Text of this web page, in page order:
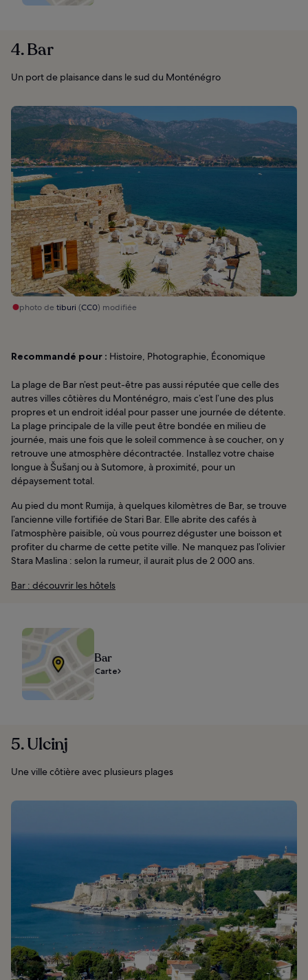
4. Bar
Un port de plaisance dans le sud du Monténégro
photo de tiburi (CC0) modifiée
Recommandé pour : Histoire, Photographie, Économique
La plage de Bar n’est peut-être pas aussi réputée que celle des
autres villes côtières du Monténégro, mais c’est l’une des plus
propres et un endroit idéal pour passer une journée de détente.
La plage principale de la ville peut être bondée en milieu de
journée, mais une fois que le soleil commence à se coucher, on y
retrouve une atmosphère décontractée. Installez votre chaise
longue à Šušanj ou à Sutomore, à proximité, pour un
dépaysement total.
Au pied du mont Rumija, à quelques kilomètres de Bar, se trouve
l’ancienne ville fortifiée de Stari Bar. Elle abrite des cafés à
l’atmosphère paisible, où vous pourrez déguster une boisson et
profiter du charme de cette petite ville. Ne manquez pas l’olivier
Stara Maslina : selon la rumeur, il aurait plus de 2 000 ans.
Bar : découvrir les hôtels
Bar
Carte
5. Ulcinj
Une ville côtière avec plusieurs plages